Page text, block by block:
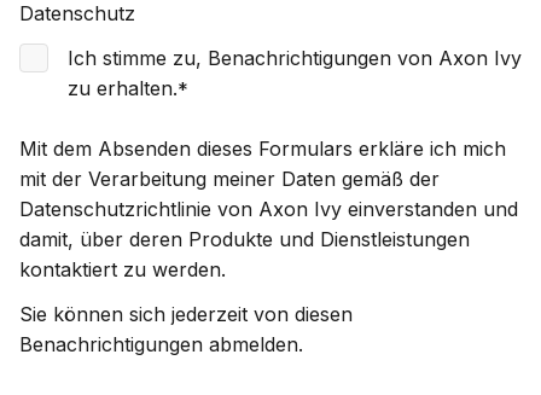
Datenschutz
Ich stimme zu, Benachrichtigungen von Axon Ivy
zu erhalten.*
Mit dem Absenden dieses Formulars erkläre ich mich
mit der Verarbeitung meiner Daten gemäß der
Datenschutzrichtlinie von Axon Ivy einverstanden und
damit, über deren Produkte und Dienstleistungen
kontaktiert zu werden.
Sie können sich jederzeit von diesen
Benachrichtigungen abmelden.